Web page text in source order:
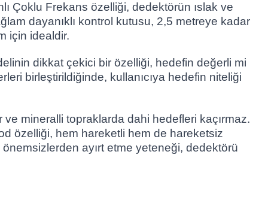
Çoklu Frekans özelliği, dedektörün ıslak ve
dayanıklı kontrol kutusu, 2,5 metreye kadar
için idealdir.
dikkat çekici bir özelliği, hedefin değerli mi
birleştirildiğinde, kullanıcıya hedefin niteliği
mineralli topraklarda dahi hedefleri kaçırmaz.
özelliği, hem hareketli hem de hareketsiz
ayırt etme yeteneği, dedektörü